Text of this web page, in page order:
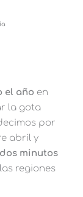
el año en
la gota
por
abril y
minutos
regiones